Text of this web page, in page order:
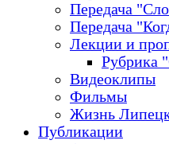
Передача
Передача
Лекции и
Рубрика
Видеоклипы
Фильмы
Жизнь
Публикации